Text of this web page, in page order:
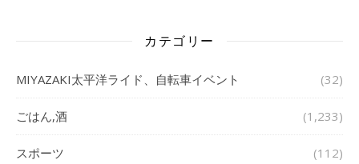
カテゴリー
MIYAZAKI太平洋ライド、自転車イベント (32)
ごはん,酒 (1,233)
スポーツ (112)